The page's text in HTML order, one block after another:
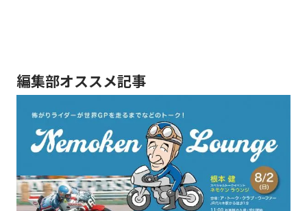
編集部オススメ記事